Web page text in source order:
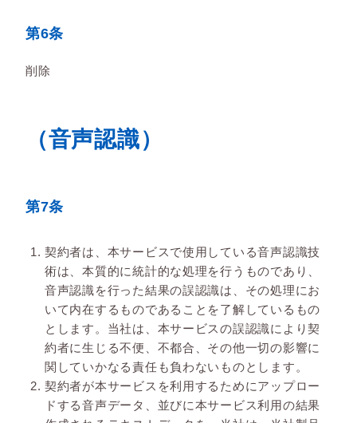
第6条
削除
（音声認識）
第7条
契約者は、本サービスで使用している音声認識技
術は、本質的に統計的な処理を行うものであり、
音声認識を行った結果の誤認識は、その処理にお
いて内在するものであることを了解しているもの
とします。当社は、本サービスの誤認識により契
約者に生じる不便、不都合、その他一切の影響に
関していかなる責任も負わないものとします。
契約者が本サービスを利用するためにアップロー
ドする音声データ、並びに本サービス利用の結果